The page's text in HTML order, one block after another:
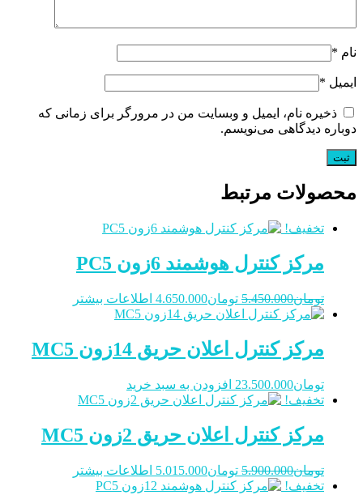
نام *
ایمیل *
ذخیره نام، ایمیل و وبسایت من در مرورگر برای زمانی که
دوباره دیدگاهی می‌نویسم.
محصولات مرتبط
تخفیف!
مرکز کنترل هوشمند 6زون PC5
تومان5.450.000 قیمت
اصلی
بود.
تومان4.650.000قیمت
فعلی
است.
اطلاعات بیشتر
مرکز کنترل اعلان حریق 14زون MC5
تومان23.500.000 افزودن به سبد خرید
تخفیف!
مرکز کنترل اعلان حریق 2زون MC5
تومان5.900.000 قیمت
اصلی
تومان5.015.000 قیمت
فعلی
اطلاعات بیشتر
تخفیف!